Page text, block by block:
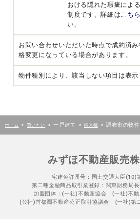
おける隠れた瑕疵によ
制度です。詳細は こちら
い。
お問い合わせいただいた時点で成約済
格変更になっている場合があります。
物件種別により、該当しない項目は表示
ホーム > 買いたい > 一戸建て > 東京都 > 調布市の物
みずほ不動産販売
宅建免許番号：国土交通大臣
第二種金融商品取引業登録：関東財務局
加盟団体：(一社)不動産協会 (一社)不
(公社)首都圏不動産公正取引協議会 (一社)第